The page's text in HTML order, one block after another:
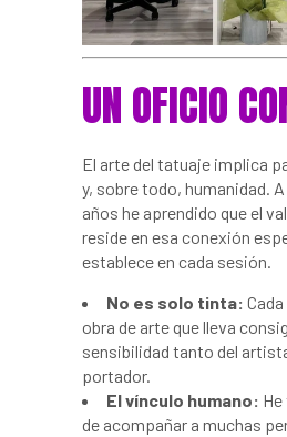
UN OFICIO
El arte del tatuaje implica
y, sobre todo, humanidad.
años he aprendido que el
reside en esa conexión
establece en cada sesión.
No es solo tinta:
obra de arte que lleva
sensibilidad tanto del
portador.
El vínculo humano:
de acompañar a muchas